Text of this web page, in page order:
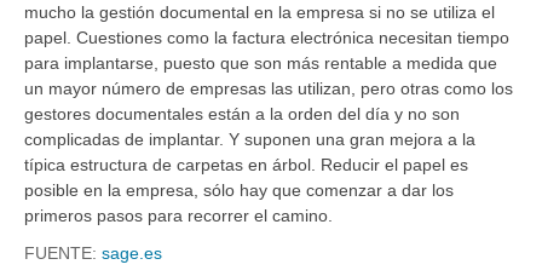
mucho la gestión documental en la empresa si no se utiliza el
papel. Cuestiones como la factura electrónica necesitan tiempo
para implantarse, puesto que son más rentable a medida que
un mayor número de empresas las utilizan, pero otras como los
gestores documentales están a la orden del día y no son
complicadas de implantar. Y suponen una gran mejora a la
típica estructura de carpetas en árbol. Reducir el papel es
posible en la empresa, sólo hay que comenzar a dar los
primeros pasos para recorrer el camino.
FUENTE: sage.es